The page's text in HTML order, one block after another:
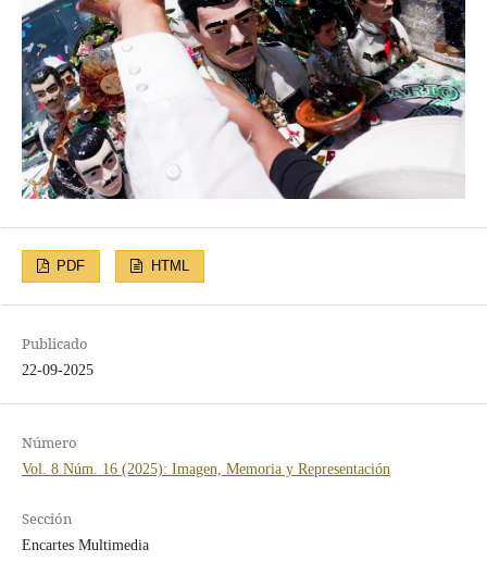
PDF HTML
Publicado
22-09-2025
Número
Vol. 8 Núm. 16 (2025): Imagen, Memoria y Representación
Sección
Encartes Multimedia